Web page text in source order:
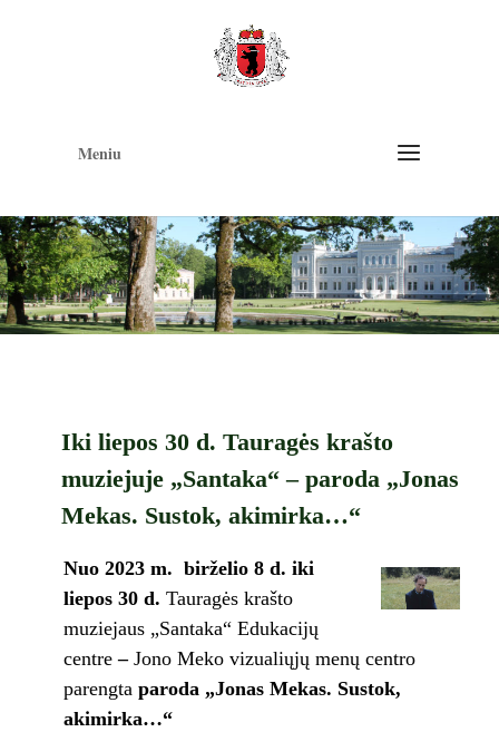
Meniu
Iki liepos 30 d. Tauragės krašto
muziejuje „Santaka“ – paroda „Jonas
Mekas. Sustok, akimirka…“
Nuo 2023 m. birželio 8 d. iki
liepos 30 d. Tauragės krašto
muziejaus „Santaka“ Edukacijų
centre– Jono Meko vizualiųjų menų centro
parengta paroda „Jonas Mekas. Sustok,
akimirka…“